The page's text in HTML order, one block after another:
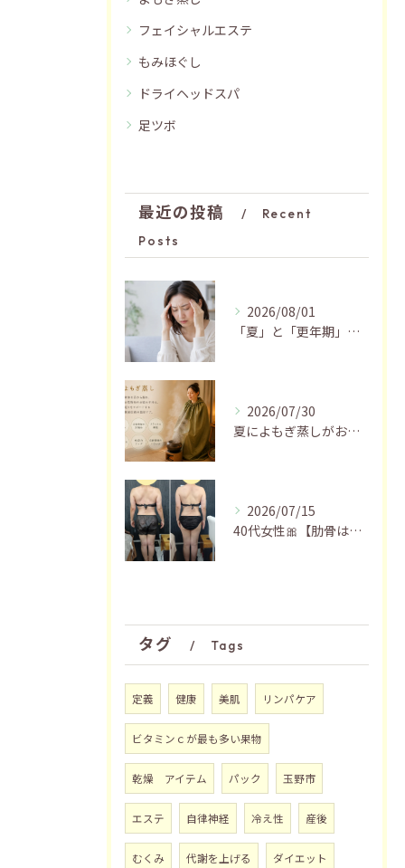
フェイシャルエステ
もみほぐし
ドライヘッドスパ
足ツボ
最近の投稿
Recent
Posts
2026/08/01
「夏」と「更年期」の関係…おすすめの過ごし方🍃
2026/07/30
夏によもぎ蒸しがおすすめの理由✨
2026/07/15
40代女性🎀【肋骨はがし＋お腹瘦せマッサージ90分】
タグ Tags
定義 健康 美肌 リンパケア
ビタミンｃが最も多い果物
乾燥 アイテム パック 玉野市
エステ 自律神経 冷え性 産後
むくみ 代謝を上げる ダイエット